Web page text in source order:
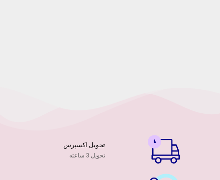
تحویل اکسپرس
تحویل 3 ساعته